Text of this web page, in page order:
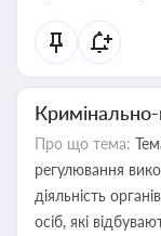
Про що тема:
регулювання
діяльність
осіб, які